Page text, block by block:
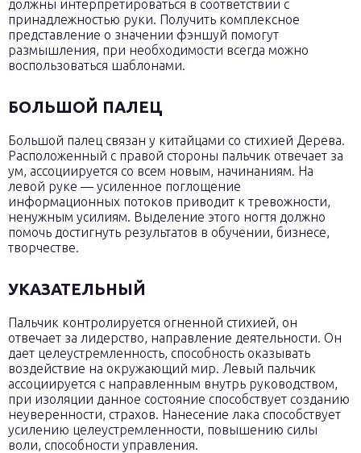
должны интерпретироваться в соответствии с
принадлежностью руки. Получить комплексное
представление о значении фэншуй помогут
размышления, при необходимости всегда можно
воспользоваться шаблонами.
БОЛЬШОЙ ПАЛЕЦ
Большой палец связан у китайцами со стихией Дерева.
Расположенный с правой стороны пальчик отвечает за
ум, ассоциируется со всем новым, начинаниям. На
левой руке — усиленное поглощение
информационных потоков приводит к тревожности,
ненужным усилиям. Выделение этого ногтя должно
помочь достигнуть результатов в обучении, бизнесе,
творчестве.
УКАЗАТЕЛЬНЫЙ
Пальчик контролируется огненной стихией, он
отвечает за лидерство, направление деятельности. Он
дает целеустремленность, способность оказывать
воздействие на окружающий мир. Левый пальчик
ассоциируется с направленным внутрь руководством,
при изоляции данное состояние способствует созданию
неуверенности, страхов. Нанесение лака способствует
усилению целеустремленности, повышению силы
воли, способности управления.